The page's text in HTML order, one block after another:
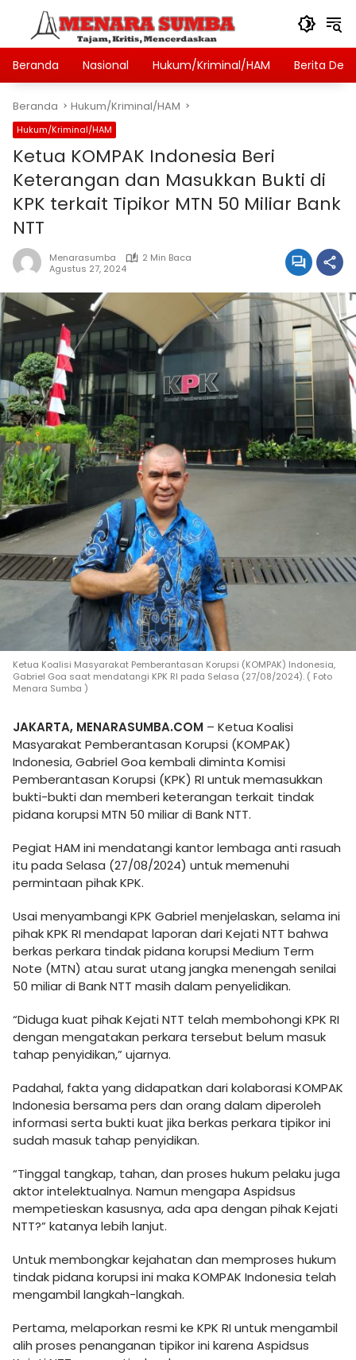
Langsung
konten
Beranda
Nasional Hukum/Kriminal/HAM Berita Desa
Beranda Hukum/Kriminal/HAM
Hukum/Kriminal/HAM
Ketua KOMPAK Indonesia Beri
Keterangan dan Masukkan Bukti di
KPK terkait Tipikor MTN 50 Miliar Bank
NTT
Menarasumba
2 Min Baca
Agustus 27, 2024
Ketua Koalisi Masyarakat Pemberantasan Korupsi (KOMPAK) Indonesia,
Gabriel Goa saat mendatangi KPK RI pada Selasa (27/08/2024). ( Foto
Menara Sumba )
JAKARTA, MENARASUMBA.COM – Ketua Koalisi
Masyarakat Pemberantasan Korupsi (KOMPAK)
Indonesia, Gabriel Goa kembali diminta Komisi
Pemberantasan Korupsi (KPK) RI untuk memasukkan
bukti-bukti dan memberi keterangan terkait tindak
pidana korupsi MTN 50 miliar di Bank NTT.
Pegiat HAM ini mendatangi kantor lembaga anti rasuah
itu pada Selasa (27/08/2024) untuk memenuhi
permintaan pihak KPK.
Usai menyambangi KPK Gabriel menjelaskan, selama ini
pihak KPK RI mendapat laporan dari Kejati NTT bahwa
berkas perkara tindak pidana korupsi Medium Term
Note (MTN) atau surat utang jangka menengah senilai
50 miliar di Bank NTT masih dalam penyelidikan.
“Diduga kuat pihak Kejati NTT telah membohongi KPK RI
dengan mengatakan perkara tersebut belum masuk
tahap penyidikan,” ujarnya.
Padahal, fakta yang didapatkan dari kolaborasi KOMPAK
Indonesia bersama pers dan orang dalam diperoleh
informasi serta bukti kuat jika berkas perkara tipikor ini
sudah masuk tahap penyidikan.
“Tinggal tangkap, tahan, dan proses hukum pelaku juga
aktor intelektualnya. Namun mengapa Aspidsus
mempetieskan kasusnya, ada apa dengan pihak Kejati
NTT?” katanya lebih lanjut.
Untuk membongkar kejahatan dan memproses hukum
tindak pidana korupsi ini maka KOMPAK Indonesia telah
mengambil langkah-langkah.
Pertama, melaporkan resmi ke KPK RI untuk mengambil
alih proses penanganan tipikor ini karena Aspidsus